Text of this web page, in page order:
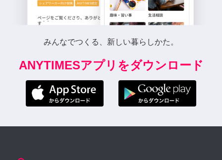
みんなでつくる、新しい暮らしかた。
ANYTIMESアプリをダウンロード